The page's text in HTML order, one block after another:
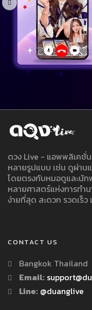
ดวง Live - แอพพลิเคชั่
หลายรูปแบบ เช่น ดูผ่าน
โดยตรงกับหมอดูและนั
หลายศาสตร์แห่งการทำ
ง่ายที่สุด สะดวก รวดเร็
CONTACT US
Bangkok Thailand
Email:
Line: @duanglive